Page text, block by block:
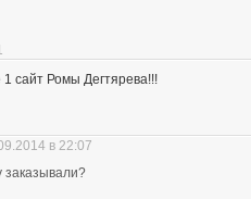
сайт Ромы Дегтярева!!!
в 22:07
заказывали?